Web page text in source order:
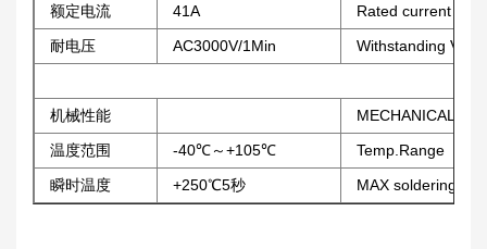
额定电流
41A
Rated current
耐电压
AC3000V/1Min Withstanding
机械性能
MECHANICAL
温度范围
-40℃～+105℃
Temp.Range
瞬时温度
+250℃5秒 MAX soldering